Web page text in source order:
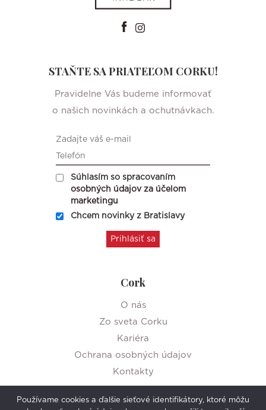
STAŇTE SA PRIATEĽOM CORKU!
Pravidelne Vás budeme informovať
o našich novinkách a ochutnávkach.
Súhlasím so spracovaním
osobných údajov za účelom
marketingu
Chcem novinky z Bratislavy
Cork
O nás
Zo sveta Corku
Kariéra
Ochrana osobných údajov
Kontakty
Používame cookies a ďalšie sieťové identifikátory, ktoré môžu